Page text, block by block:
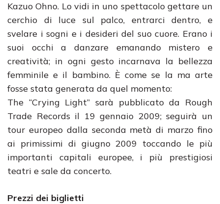
Kazuo Ohno. Lo vidi in uno spettacolo gettare un
cerchio di luce sul palco, entrarci dentro, e
svelare i sogni e i desideri del suo cuore. Erano i
suoi occhi a danzare emanando mistero e
creatività; in ogni gesto incarnava la bellezza
femminile e il bambino. È come se la ma arte
fosse stata generata da quel momento:
The “Crying Light” sarà pubblicato da Rough
Trade Records il 19 gennaio 2009; seguirà un
tour europeo dalla seconda metà di marzo fino
ai primissimi di giugno 2009 toccando le più
importanti capitali europee, i più prestigiosi
teatri e sale da concerto.
Prezzi dei biglietti